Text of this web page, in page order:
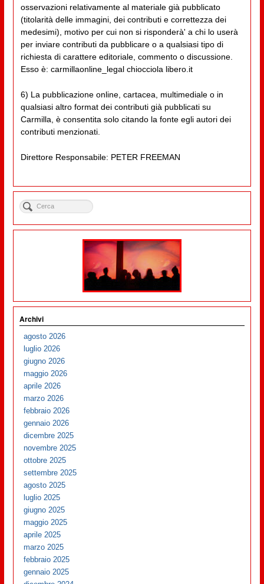
osservazioni relativamente al materiale già pubblicato
(titolarità delle immagini, dei contributi e correttezza dei
medesimi), motivo per cui non si risponderà' a chi lo userà
per inviare contributi da pubblicare o a qualsiasi tipo di
richiesta di carattere editoriale, commento o discussione.
Esso è: carmillaonline_legal chiocciola libero.it
6) La pubblicazione online, cartacea, multimediale o in
qualsiasi altro format dei contributi già pubblicati su
Carmilla, è consentita solo citando la fonte egli autori dei
contributi menzionati.
Direttore Responsabile: PETER FREEMAN
Archivi
agosto 2026
luglio 2026
giugno 2026
maggio 2026
aprile 2026
marzo 2026
febbraio 2026
gennaio 2026
dicembre 2025
novembre 2025
ottobre 2025
settembre 2025
agosto 2025
luglio 2025
giugno 2025
maggio 2025
aprile 2025
marzo 2025
febbraio 2025
gennaio 2025